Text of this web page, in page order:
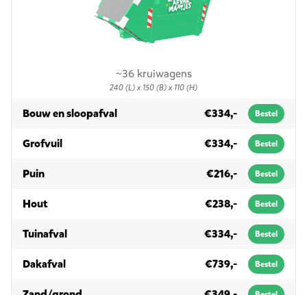
~36 kruiwagens
240 (L) x 150 (B) x 110 (H)
Bouw en sloopafvalin 3m³ €334,- Bestel
Grofvuilin 3m³ €334,- Bestel
Puinin 3m³ €216,- Bestel
Houtin 3m³ €238,- Bestel
Tuinafvalin 3m³ €334,- Bestel
Dakafvalin 3m³ €739,- Bestel